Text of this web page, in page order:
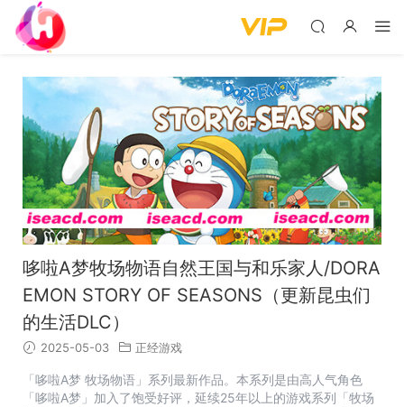
哆啦A梦牧场物语自然王国与和乐家人/DORA
EMON STORY OF SEASONS（更新昆虫们
的生活DLC）
2025-05-03 正经游戏
「哆啦A梦 牧场物语」系列最新作品。本系列是由高人气角色
「哆啦A梦」加入了饱受好评，延续25年以上的游戏系列「牧场